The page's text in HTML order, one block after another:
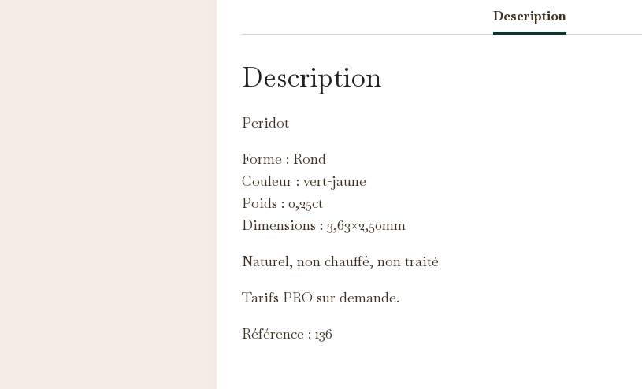
Description
Description
Peridot
Forme : Rond
Couleur : vert-jaune
Poids : 0,25ct
Dimensions : 3,63×2,50mm
Naturel, non chauffé, non traité
Tarifs PRO sur demande.
Référence : 136
Ces cookies sont indispensables au bon fonctionnement du site et ne
peuvent pas être désactivés.
Marketing